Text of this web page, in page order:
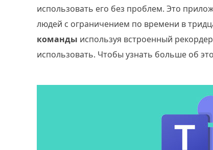
использовать его без проблем. Это
людей с ограничением по времени в
команды используя встроенный
использовать. Чтобы узнать больше об